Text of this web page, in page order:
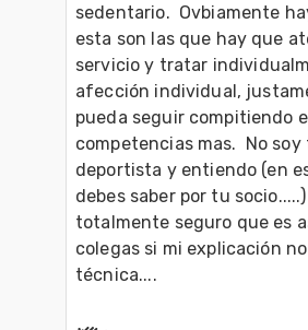
sedentario.  Ovbiamente
esta son las que hay que
servicio y tratar
afección individual,
pueda seguir compitiendo
competencias mas.  No
deportista y entiendo (en
debes saber por tu
totalmente seguro que es
colegas si mi explicación
técnica....